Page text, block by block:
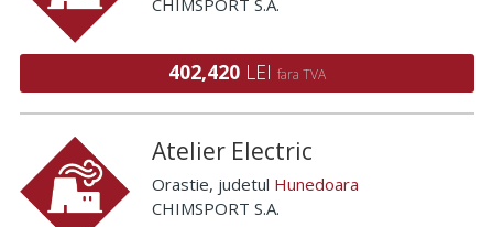
CHIMSPORT S.A.
402,420 LEI fara TVA
Atelier Electric
Orastie, judetul Hunedoara
CHIMSPORT S.A.